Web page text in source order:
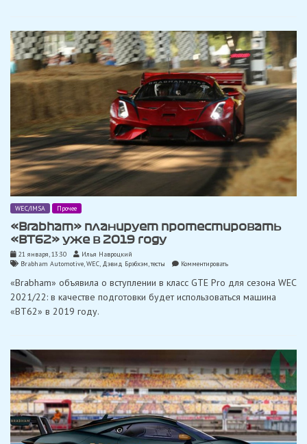
WEC/IMSA Прочее
«Brabham» планирует протестировать
«BT62» уже в 2019 году
21 января, 13:30
Илья Навроцкий
Brabham Automotive,WEC, Дэвид Брэбхэм,тесты Комментироватьon
планирует
«BT62»
«Brabham» объявила о вступлении в класс GTE Pro для сезона WEC
2021/22: в качестве подготовки будет использоваться машина
«BT62» в 2019 году.